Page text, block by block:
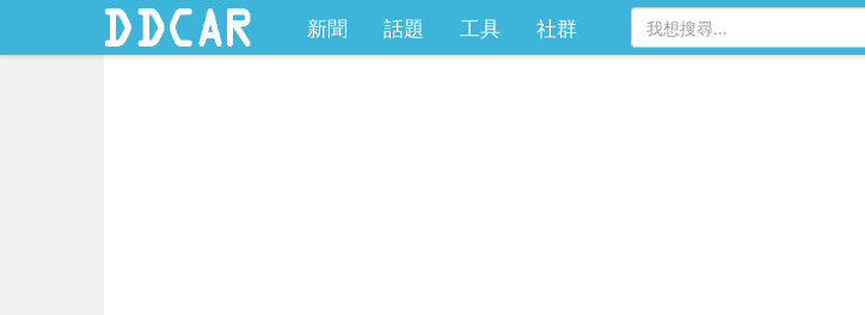
新聞 話題 工具 社群